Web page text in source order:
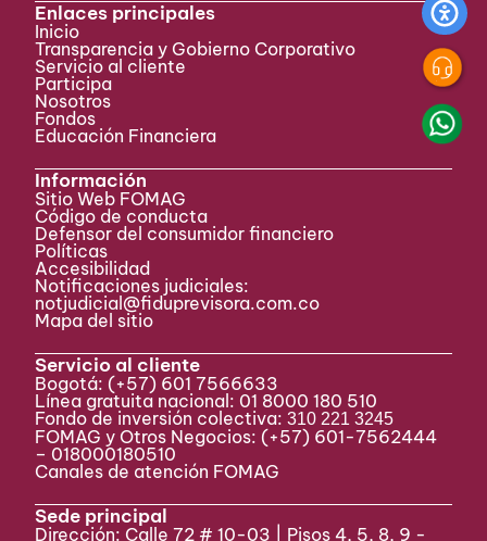
Enlaces principales
Inicio
Transparencia y Gobierno Corporativo
Servicio al cliente
Participa ​
Nosotros
Fondos
Educación Financiera
Información
Sitio Web FOMAG
Código de conducta
Defensor del consumidor financiero
Políticas
Accesibilidad
Notificaciones judiciales:
notjudicial@fiduprevisora.com.co
Mapa del sitio
Servicio al cliente
Bogotá: (+57) 601 7566633
Línea gratuita nacional: 01 8000 180 510
Fondo de inversión colectiva:310 221 3245
FOMAG y Otros Negocios: (+57) 601-7562444
– 018000180510
Canales de atención FOMAG
Sede principal
Dirección: Calle 72 # 10-03 | Pisos 4, 5, 8, 9 -